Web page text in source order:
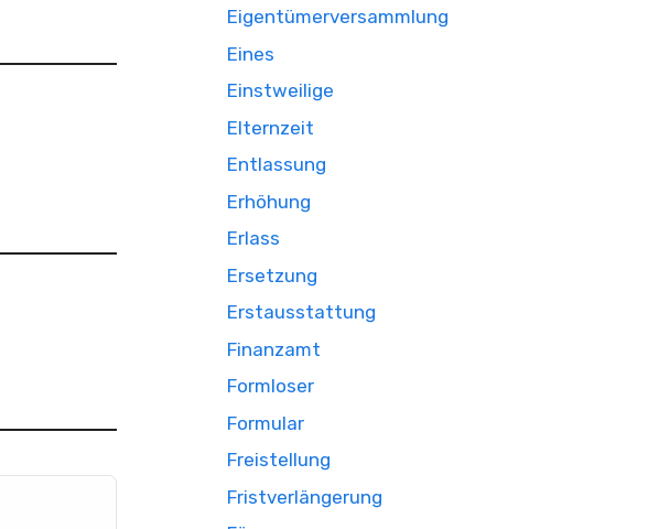
Eigentümerversammlung
Eines
Einstweilige
Elternzeit
Entlassung
Erhöhung
Erlass
Ersetzung
Erstausstattung
Finanzamt
Formloser
Formular
Freistellung
Fristverlängerung